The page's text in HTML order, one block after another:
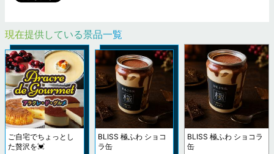
現在提供している景品一覧
ご自宅でちょっとし
た贅沢を💓
BLISS 極ふわ ショコ
ラ缶
BLISS 極ふわ ショコラ
缶